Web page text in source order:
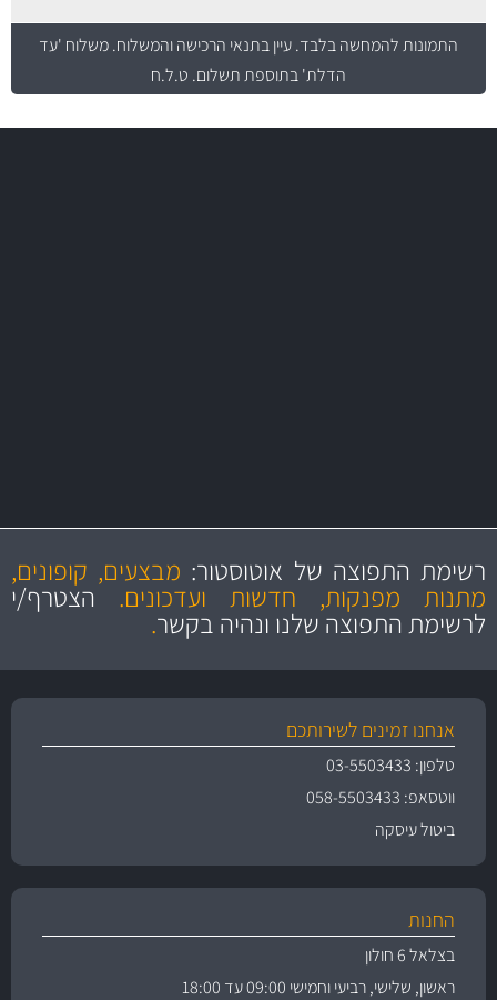
התמונות להמחשה בלבד.עיין בתנאי הרכישה והמשלוח. משלוח 'עד
הדלת' בתוספת תשלום. ט.ל.ח
מקצועיות
ושירות מצויין
מחירים
הוגנים
והיצע מוצרים איכותירשימת התפוצה של אוטוסטור: מבצעים, קופונים,
מתנות מפנקות, חדשות ועדכונים.הצטרף/י
לרשימת התפוצה שלנו ונהיה בקשר.
אנחנו זמינים לשירותכם
טלפון: 03-5503433
ווטסאפ: 058-5503433
ביטול עיסקה
החנות
בצלאל 6 חולון
ראשון, שלישי, רביעי וחמישי 09:00 עד 18:00